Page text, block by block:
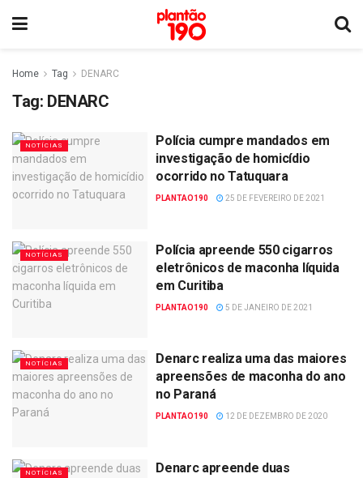
Home Tag DENARC
Tag: DENARC
NOTÍCIAS
Polícia cumpre mandados em
investigação de homicídio
ocorrido no Tatuquara
PLANTAO190 25 DE FEVEREIRO DE 2021
NOTÍCIAS
Polícia apreende 550 cigarros
eletrônicos de maconha líquida
em Curitiba
PLANTAO190 5 DE JANEIRO DE 2021
NOTÍCIAS
Denarc realiza uma das maiores
apreensões de maconha do ano
no Paraná
PLANTAO190 12 DE DEZEMBRO DE 2020
NOTÍCIAS
Denarc apreende duas